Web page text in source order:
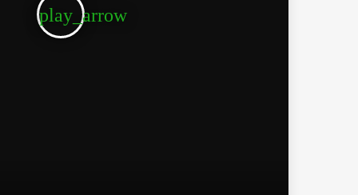
play_arrow